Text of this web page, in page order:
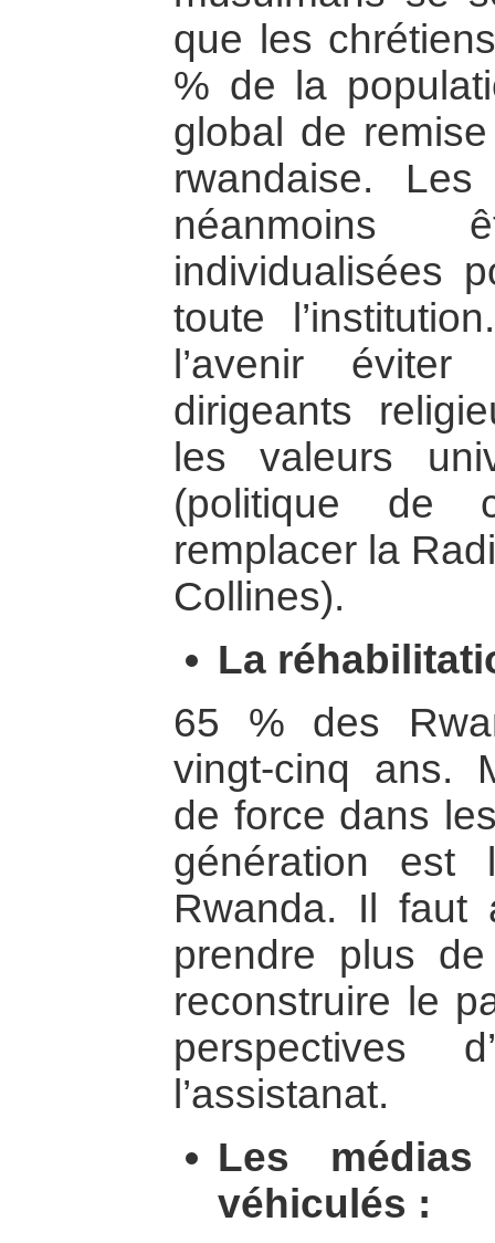
que les
% de la
global de
rwandaise.
individualisées
toute
l’avenir
dirigeants
les valeurs
(politique de
remplacer la
Collines).
La
65 % des
vingt-cinq ans.
de force dans
génération est
Rwanda. Il faut
prendre plus
reconstruire le
perspectives
l’assistanat.
Les
véhiculés :